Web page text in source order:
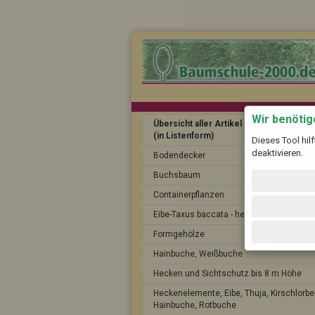
Übersicht aller Artikel
(in Listenform)
Bodendecker
Buchsbaum
Containerpflanzen
Eibe-Taxus baccata - heimische Eibe
Formgehölze
Hainbuche, Weißbuche
Hecken und Sichtschutz bis 8 m Höhe
Heckenelemente, Eibe, Thuja,
Hainbuche, Rotbuche
Wir
Dieses Tool
deaktivieren.